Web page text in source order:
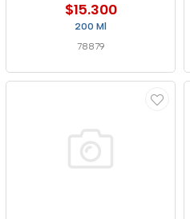
$15.300
200 Ml
78879